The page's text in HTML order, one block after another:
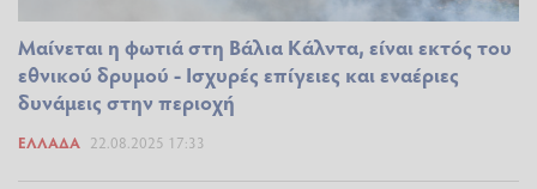
Μαίνεται η φωτιά στη Βάλια Κάλντα, είναι εκτός του
εθνικού δρυμού - Ισχυρές επίγειες και εναέριες
δυνάμεις στην περιοχή
ΕΛΛΆΔΑ 22.08.2025 17:33